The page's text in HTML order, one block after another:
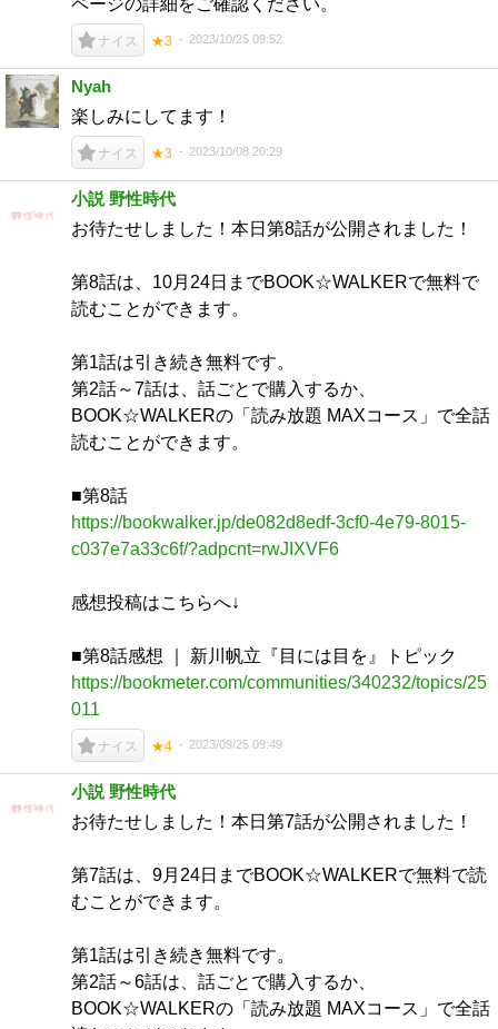
ナイス ★3 2023/10/25 09:52
Nyah
楽しみにしてます！
ナイス ★3 2023/10/08 20:29
小説 野性時代
お待たせしました！本日第8話が公開されました！
第8話は、10月24日までBOOK☆WALKERで無料で
読むことができます。
第1話は引き続き無料です。
第2話～7話は、話ごとで購入するか、
BOOK☆WALKERの「読み放題 MAXコース」で全話
読むことができます。
■第8話
https://bookwalker.jp/de082d8edf-3cf0-4e79-8015-
c037e7a33c6f/?adpcnt=rwJIXVF6
感想投稿はこちらへ↓
■第8話感想 ｜ 新川帆立『目には目を』トピック
https://bookmeter.com/communities/340232/topics/25
011
ナイス ★4 2023/09/25 09:49
小説 野性時代
お待たせしました！本日第7話が公開されました！
第7話は、9月24日までBOOK☆WALKERで無料で読
むことができます。
第1話は引き続き無料です。
第2話～6話は、話ごとで購入するか、
BOOK☆WALKERの「読み放題 MAXコース」で全話